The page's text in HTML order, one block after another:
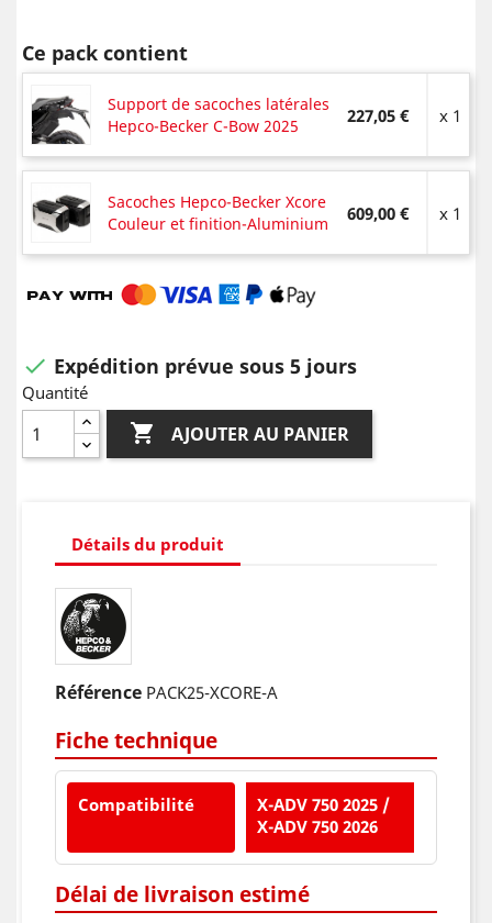
Ce pack contient
Support de sacoches latérales
Hepco-Becker C-Bow 2025
227,05 € x 1
Sacoches Hepco-Becker Xcore
Couleur et finition-Aluminium
609,00 € x 1
 Expédition prévue sous 5 jours
Quantité
 AJOUTER AU PANIER
Détails du produit
Référence PACK25-XCORE-A
Fiche technique
Compatibilité
X-ADV 750 2025 /
X-ADV 750 2026
Délai de livraison estimé